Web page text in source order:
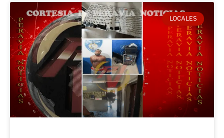
LOCALES